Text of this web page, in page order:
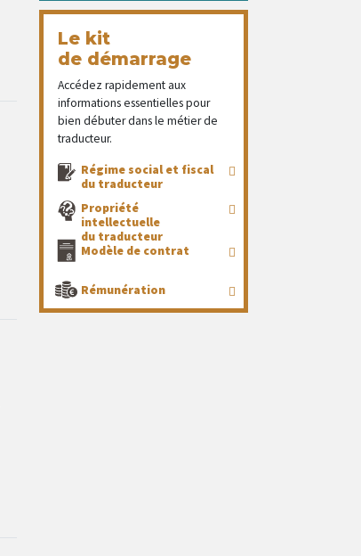
Le kit
de démarrage
Accédez rapidement aux
informations essentielles pour
bien débuter dans le métier de
traducteur.
Régime social et fiscal
du traducteur
Propriété
intellectuelle
du traducteur
Modèle de contrat
Rémunération